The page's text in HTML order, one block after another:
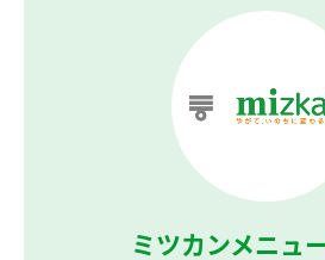
ミツカンメニュ